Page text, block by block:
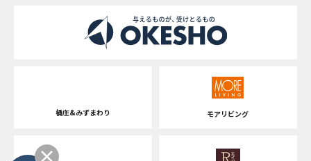
桶庄&みずまわり モアリビング